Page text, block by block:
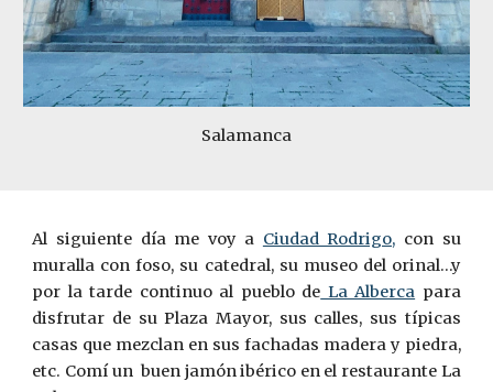
Salamanca
Al siguiente día me voy a Ciudad Rodrigo, con su
muralla con foso, su catedral, su museo del orinal…y
por la tarde continuo al pueblo de La Alberca para
disfrutar de su Plaza Mayor, sus calles, sus típicas
casas que mezclan en sus fachadas madera y piedra,
etc. Comí un buen jamón ibérico en el restaurante La